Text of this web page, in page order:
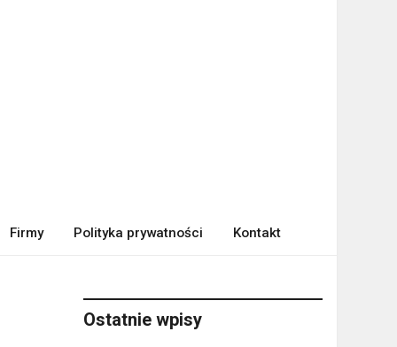
Firmy Polityka prywatności Kontakt
Ostatnie wpisy